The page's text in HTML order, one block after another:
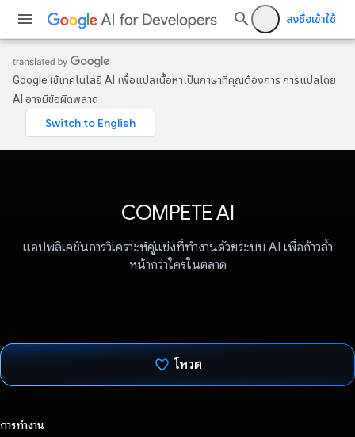
ลงชื่อเข้าใช้
Google ใช้เทคโนโลยี AI เพื่อแปลเนื้อหาเป็นภาษาที่คุณต้องการ การแปลโดย
AI อาจมีข้อผิดพลาด
COMPETE AI
แอปพลิเคชันการวิเคราะห์คู่แข่งที่ทำงานด้วยระบบ AI เพื่อก้าวล้ำ
หน้ากว่าใครในตลาด
โหวต
การทำงาน